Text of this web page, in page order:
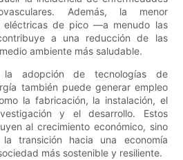
Además, la menor
eléctricas de pico —a menudo las
a una reducción de las
ambiente más saludable.
adopción de tecnologías de
también puede generar empleo
la fabricación, la instalación, el
y el desarrollo. Estos
al crecimiento económico, sino
transición hacia una economía
más sostenible y resiliente.